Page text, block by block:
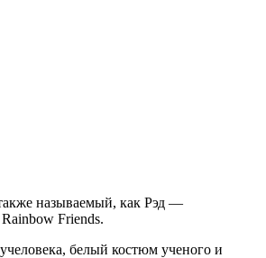
называемый, как Рэд —
Friends.
белый костюм ученого и